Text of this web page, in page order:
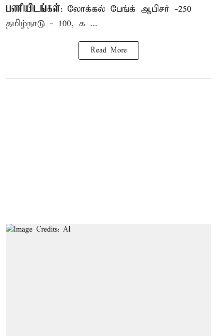
பணியிடங்கள்: லோக்கல் பேங்க் ஆபிசர் -250
தமிழ்நாடு - 100, க ...
Read More